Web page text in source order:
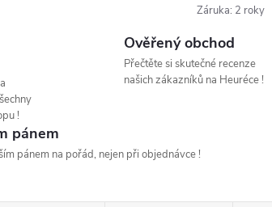
Záruka: 2 roky
!
Ověřený obchod
Přečtěte si skutečné recenze
našich zákazníků na Heuréce !
pánem
pánem na pořád, nejen při objednávce !